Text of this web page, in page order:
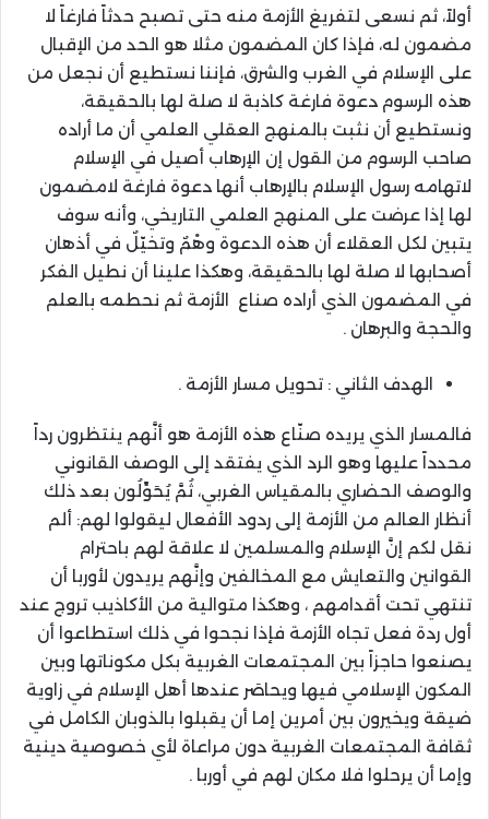
أولاً، ثم نسعى لتفريغ الأزمة منه حتى تصبح حدثاً فارغاً لا
مضمون له، فإذا كان المضمون مثلا هو الحد من الإقبال
على الإسلام في الغرب والشرق، فإننا نستطيع أن نجعل من
هذه الرسوم دعوة فارغة كاذبة لا صلة لها بالحقيقة،
ونستطيع أن نثبت بالمنهج العقلي العلمي أن ما أراده
صاحب الرسوم من القول إن الإرهاب أصيل في الإسلام
لاتهامه رسول الإسلام بالإرهاب أنها دعوة فارغة لامضمون
لها إذا عرضت على المنهج العلمي التاريخي، وأنه سوف
يتبين لكل العقلاء أن هذه الدعوة وهْمٌ وتخيّلٌ في أذهان
أصحابها لا صلة لها بالحقيقة، وهكذا علينا أن نطيل الفكر
في المضمون الذي أراده صناع الأزمة ثم نحطمه بالعلم
والحجة والبرهان .
الهدف الثاني : تحويل مسار الأزمة .
فالمسار الذي يريده صنّاع هذه الأزمة هو أنَّهم ينتظرون رداً
محدداً عليها وهو الرد الذي يفتقد إلى الوصف القانوني
والوصف الحضاري بالمقياس الغربي، ثُمَّ يُحَوِّلُون بعد ذلك
أنظار العالم من الأزمة إلى ردود الأفعال ليقولوا لهم: ألم
نقل لكم إنَّ الإسلام والمسلمين لا علاقة لهم باحترام
القوانين والتعايش مع المخالفين وإنَّهم يريدون لأوربا أن
تنتهي تحت أقدامهم ، وهكذا متوالية من الأكاذيب تروج عند
أول ردة فعل تجاه الأزمة فإذا نجحوا في ذلك استطاعوا أن
يصنعوا حاجزاً بين المجتمعات الغربية بكل مكوناتها وبين
المكون الإسلامي فيها ويحاصَر عندها أهل الإسلام في زاوية
ضيقة ويخيرون بين أمرين إما أن يقبلوا بالذوبان الكامل في
ثقافة المجتمعات الغربية دون مراعاة لأي خصوصية دينية
وإما أن يرحلوا فلا مكان لهم في أوربا .